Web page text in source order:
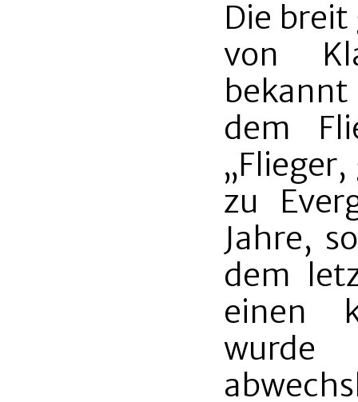
Die
von
dem
zu
Jahre,
dem
einen